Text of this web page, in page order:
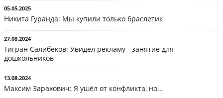
05.05.2025
Никита Гуранда: Мы купили только браслетик
27.08.2024
Тигран Салибеков: Увидел рекламу - занятие для
дошкольников
13.08.2024
Максим Зарахович: Я ушёл от конфликта, но...